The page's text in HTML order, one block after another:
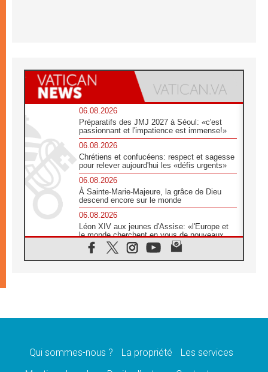
06.08.2026
Préparatifs des JMJ 2027 à Séoul: «c'est
passionnant et l'impatience est immense!»
06.08.2026
Chrétiens et confucéens: respect et sagesse
pour relever aujourd'hui les «défis urgents»
06.08.2026
À Sainte-Marie-Majeure, la grâce de Dieu
descend encore sur le monde
06.08.2026
Léon XIV aux jeunes d'Assise: «l'Europe et
le monde cherchent en vous de nouveaux
saints»
06.08.2026
«construire la civilisation de l'amour»
Qui sommes-nous ? La propriété
Les services